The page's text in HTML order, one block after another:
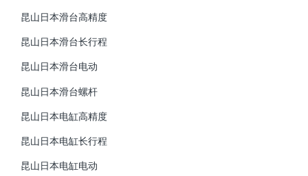
昆山日本滑台高精度
昆山日本滑台长行程
昆山日本滑台电动
昆山日本滑台螺杆
昆山日本电缸高精度
昆山日本电缸长行程
昆山日本电缸电动